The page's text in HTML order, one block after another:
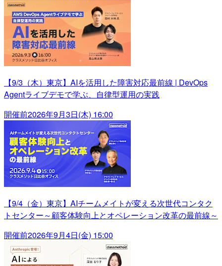
【9/3（木）東京】AIを活用した障害対応最前線 | DevOps
Agentライブデモで学ぶ、自律型運用の実践
開催前2026年9月3日(木) 16:00
【9/4（金）東京】AIチームメイトが変える次世代コンタク
トセンター～顧客体験向上とオペレーション改革の最前線～
開催前2026年9月4日(金) 15:00